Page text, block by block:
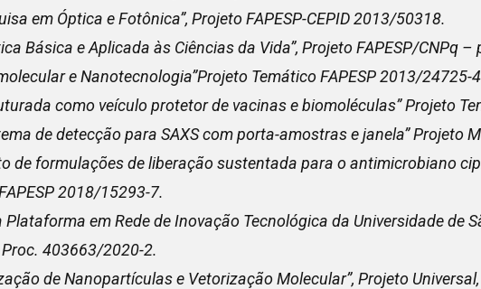
em Óptica e Fotônica”, Projeto FAPESP-CEPID 2013/50318.
Básica e Aplicada às Ciências da Vida”, Projeto FAPESP/CNPq –
e Nanotecnologia”Projeto Temático FAPESP 2013/24725-
como veículo protetor de vacinas e biomoléculas” Projeto
de detecção para SAXS com porta-amostras e janela” Projeto
de formulações de liberação sustentada para o antimicrobiano
2018/15293-7.
em Rede de Inovação Tecnológica da Universidade de
403663/2020-2.
de Nanopartículas e Vetorização Molecular”, Projeto